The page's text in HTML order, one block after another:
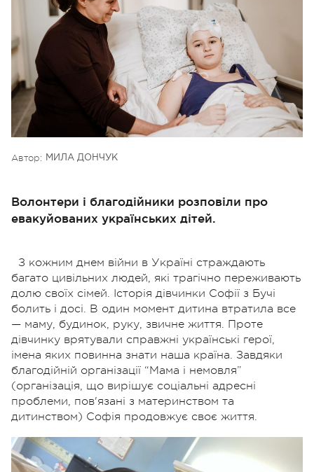
Автор: МИЛА ДОНЧУК
Волонтери і благодійники розповіли про
евакуйованих українських дітей.
З кожним днем війни в Україні страждають
багато цивільних людей, які трагічно переживають
долю своїх сімей. Історія дівчинки Софії з Бучі
болить і досі. В один момент дитина втратила все
— маму, будинок, руку, звичне життя. Проте
дівчинку врятували справжні українські герої,
імена яких повинна знати наша країна. Завдяки
благодійній організації “Мама і немовля”
(організація, що вирішує соціальні адресні
проблеми, пов'язані з материнством та
дитинством) Софія продовжує своє життя.